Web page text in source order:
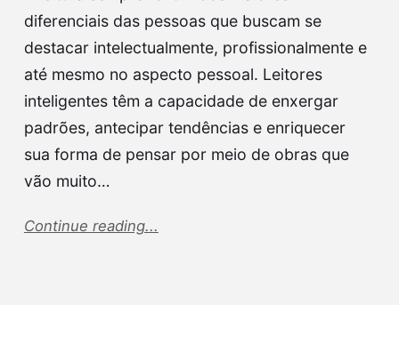
diferenciais das pessoas que buscam se
destacar intelectualmente, profissionalmente e
até mesmo no aspecto pessoal. Leitores
inteligentes têm a capacidade de enxergar
padrões, antecipar tendências e enriquecer
sua forma de pensar por meio de obras que
vão muito…
Continue reading...